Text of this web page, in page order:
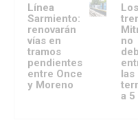
Línea
Sarmiento:
renovarán
vías en
tramos
pendientes
entre Once
y Moreno
Los
no
las
a 5